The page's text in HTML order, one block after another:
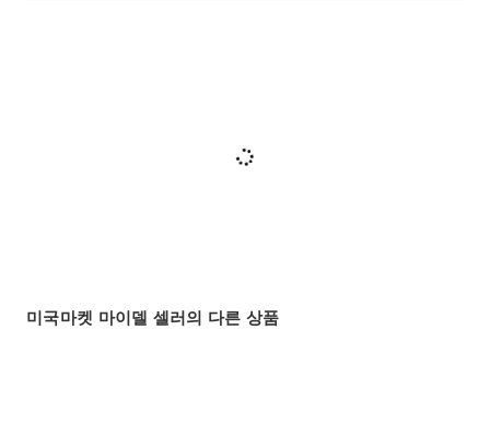
미국마켓 마이델 셀러의 다른 상품